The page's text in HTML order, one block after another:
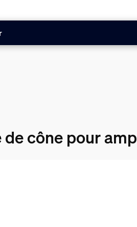
cône pour